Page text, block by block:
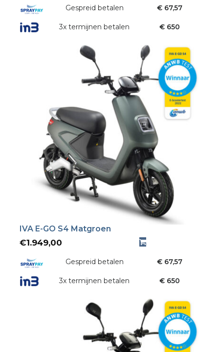
Gespreid betalen € 67,57
3x termijnen betalen € 650
IVA E-GO S4 Matgroen
€1.949,00
Gespreid betalen € 67,57
3x termijnen betalen € 650